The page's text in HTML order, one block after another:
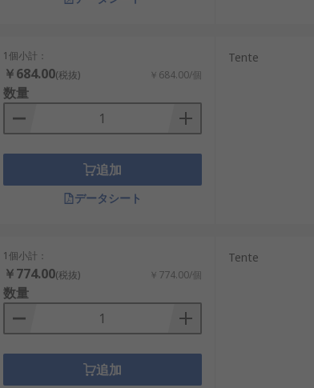
1個小計：
￥684.00(税抜) ￥684.00/個
数量
追加
データシート
Tente
1個小計：
￥774.00(税抜) ￥774.00/個
数量
追加
Tente